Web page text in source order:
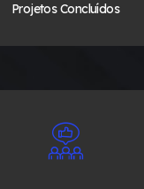
Projetos Concluídos